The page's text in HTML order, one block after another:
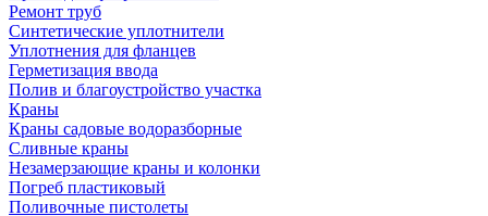
Ремонт труб
Синтетические уплотнители
Уплотнения для фланцев
Герметизация ввода
Полив и благоустройство участка
Краны
Краны садовые водоразборные
Сливные краны
Незамерзающие краны и колонки
Погреб пластиковый
Поливочные пистолеты